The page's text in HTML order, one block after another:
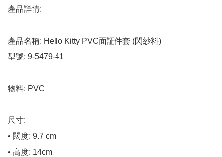
產品詳情:
產品名稱: Hello Kitty PVC面証件套 (閃紗料)
型號: 9-5479-41
物料: PVC
尺寸:
• 闊度: 9.7 cm
• 高度: 14cm